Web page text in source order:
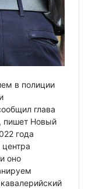
в полиции
глава
пишет Новый
года
оно